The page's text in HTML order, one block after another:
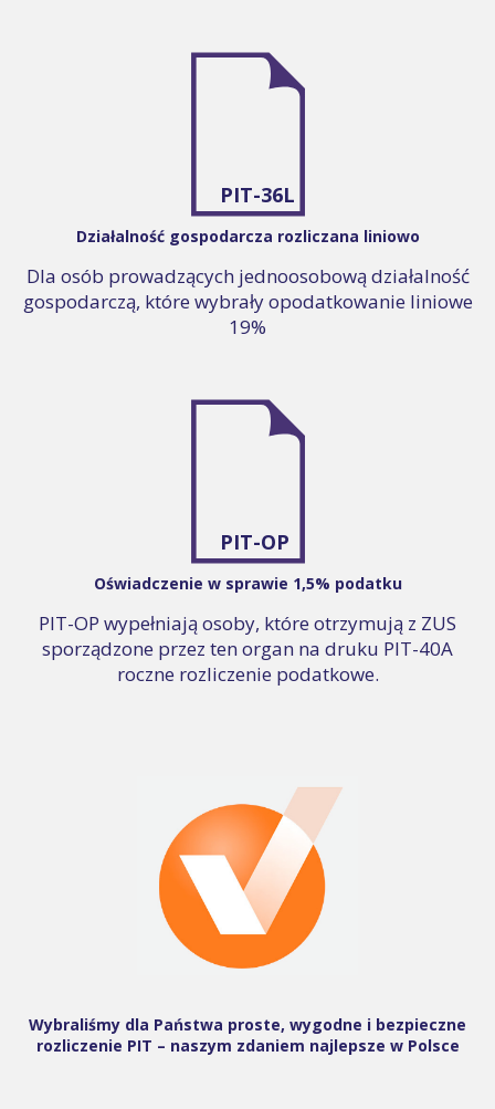
PIT-36L
Działalność gospodarcza rozliczana liniowo
Dla osób prowadzących jednoosobową działalność
gospodarczą, które wybrały opodatkowanie liniowe
19%
PIT-OP
Oświadczenie w sprawie 1,5% podatku
PIT-OP wypełniają osoby, które otrzymują z ZUS
sporządzone przez ten organ na druku PIT-40A
roczne rozliczenie podatkowe.
Wybraliśmy dla Państwa proste, wygodne i bezpieczne
rozliczenie PIT – naszym zdaniem najlepsze w Polsce